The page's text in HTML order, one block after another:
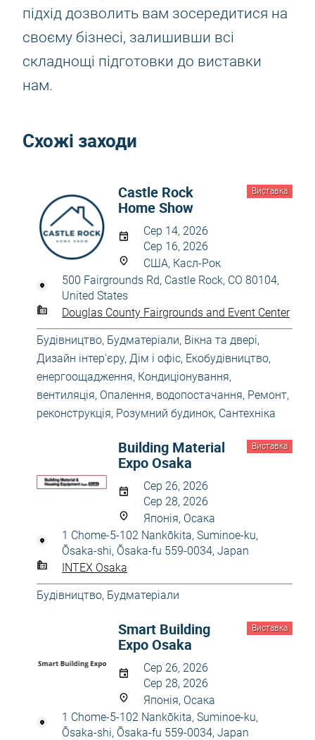
підхід дозволить вам зосередитися на
своєму бізнесі, залишивши всі
складнощі підготовки до виставки
нам.
Схожі заходи
Виставка
Castle Rock
Home Show
Сер 14, 2026
Сер 16, 2026
США, Касл-Рок
500 Fairgrounds Rd, Castle Rock, CO 80104,
United States
Douglas County Fairgrounds and Event Center
Будівництво, Будматеріали, Вікна та двері,
Дизайн інтер'єру, Дім і офіс, Екобудівництво,
енергоощадження, Кондиціонування,
вентиляція, Опалення, водопостачання, Ремонт,
реконструкція, Розумний будинок, Сантехніка
Виставка
Building Material
Expo Osaka
Сер 26, 2026
Сер 28, 2026
Японія, Осака
1 Chome-5-102 Nankōkita, Suminoe-ku,
Ōsaka-shi, Ōsaka-fu 559-0034, Japan
INTEX Osaka
Будівництво, Будматеріали
Виставка
Smart Building
Expo Osaka
Сер 26, 2026
Сер 28, 2026
Японія, Осака
1 Chome-5-102 Nankōkita, Suminoe-ku,
Ōsaka-shi, Ōsaka-fu 559-0034, Japan